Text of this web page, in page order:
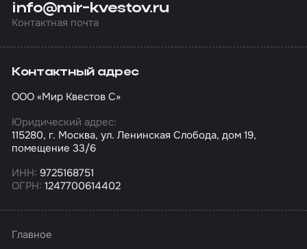
info@mir-kvestov.ru
Контактная почта
Контактный адрес
ООО «Мир Квестов С»
Юридический адрес:
115280, г. Москва, ул. Ленинская Слобода, дом 19,
помещение 33/6
ИНН: 9725168751
ОГРН: 1247700614402
Главное